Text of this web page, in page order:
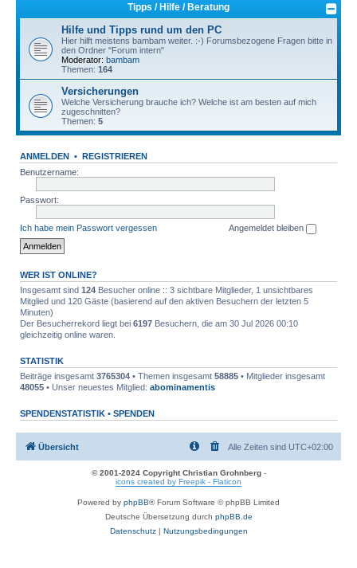
Tipps / Hilfe / Beratung
Hilfe und Tipps rund um den PC
Hier hilft meistens bambam weiter. :-) Forumsbezogene Fragen bitte in
den Ordner "Forum intern"
Moderator: bambam
Themen: 164
Versicherungen
Welche Versicherung brauche ich? Welche ist am besten auf mich
zugeschnitten?
Themen: 5
ANMELDEN • REGISTRIEREN
Benutzername:
Passwort:
Ich habe mein Passwort vergessen Angemeldet bleiben
WER IST ONLINE?
Insgesamt sind 124 Besucher online :: 3 sichtbare Mitglieder, 1 unsichtbares
Mitglied und 120 Gäste (basierend auf den aktiven Besuchern der letzten 5
Minuten)
Der Besucherrekord liegt bei 6197 Besuchern, die am 30 Jul 2026 00:10
gleichzeitig online waren.
STATISTIK
Beiträge insgesamt 3765304 • Themen insgesamt 58885 • Mitglieder insgesamt
48055 • Unser neuestes Mitglied: abominamentis
SPENDENSTATISTIK • SPENDEN
Übersicht Alle Zeiten sind UTC+02:00
© 2001-2024 Copyright Christian Grohnberg-
icons created by Freepik - Flaticon
Powered by phpBB® Forum Software © phpBB Limited
Deutsche Übersetzung durch phpBB.de
Datenschutz| Nutzungsbedingungen